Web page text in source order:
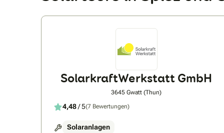
SolarkraftWerkstatt GmbH
3645 Gwatt (Thun)
4,48/ 5(7 Bewertungen)
Solaranlagen